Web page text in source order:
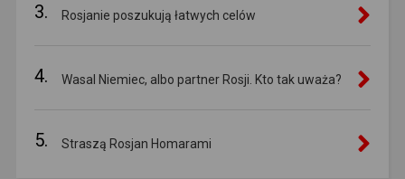
3. Rosjanie poszukują łatwych celów
4. Wasal Niemiec, albo partner Rosji. Kto tak uważa?
5. Straszą Rosjan Homarami